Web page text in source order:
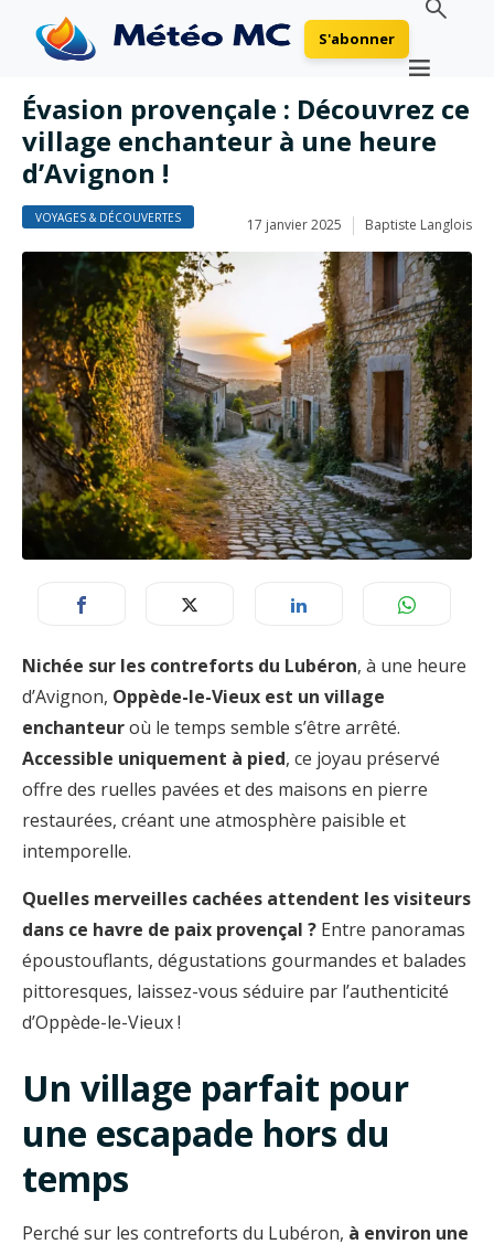
S'abonner
Évasion provençale : Découvrez ce
village enchanteur à une heure
d’Avignon !
VOYAGES & DÉCOUVERTES 17 janvier 2025 Baptiste Langlois
Nichée sur les contreforts du Lubéron, à une heure
d’Avignon, Oppède-le-Vieux est un village
enchanteuroù le temps semble s’être arrêté.
Accessible uniquement à pied, ce joyau préservé
offre des ruelles pavées et des maisons en pierre
restaurées, créant une atmosphère paisible et
intemporelle.
Quelles merveilles cachées attendent les visiteurs
dans ce havre de paix provençal ? Entre panoramas
époustouflants, dégustations gourmandes et balades
pittoresques, laissez-vous séduire par l’authenticité
d’Oppède-le-Vieux !
Un village parfait pour
une escapade hors du
temps
Perché sur les contreforts du Lubéron, à environ une